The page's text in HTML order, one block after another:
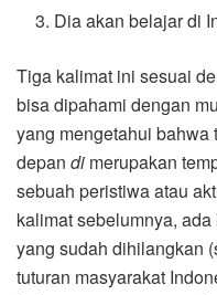
Dia akan belajar di
Tiga kalimat ini sesuai
bisa dipahami dengan
yang mengetahui
depan di merupakan
sebuah peristiwa atau
kalimat sebelumnya, ada
yang sudah dihilangkan
tuturan masyarakat